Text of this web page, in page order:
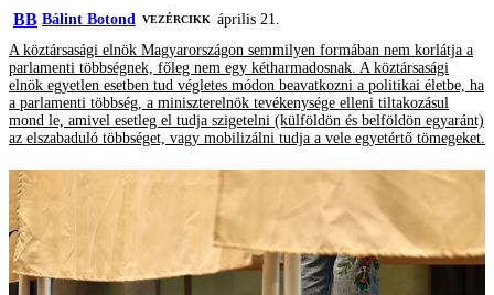
BB Bálint Botond VEZÉRCIKK
április 21.
A köztársasági elnök Magyarországon semmilyen formában nem korlátja a
parlamenti többségnek, főleg nem egy kétharmadosnak. A köztársasági
elnök egyetlen esetben tud végletes módon beavatkozni a politikai életbe, ha
a parlamenti többség, a miniszterelnök tevékenysége elleni tiltakozásul
mond le, amivel esetleg el tudja szigetelni (külföldön és belföldön egyaránt)
az elszabaduló többséget, vagy mobilizálni tudja a vele egyetértő tömegeket.